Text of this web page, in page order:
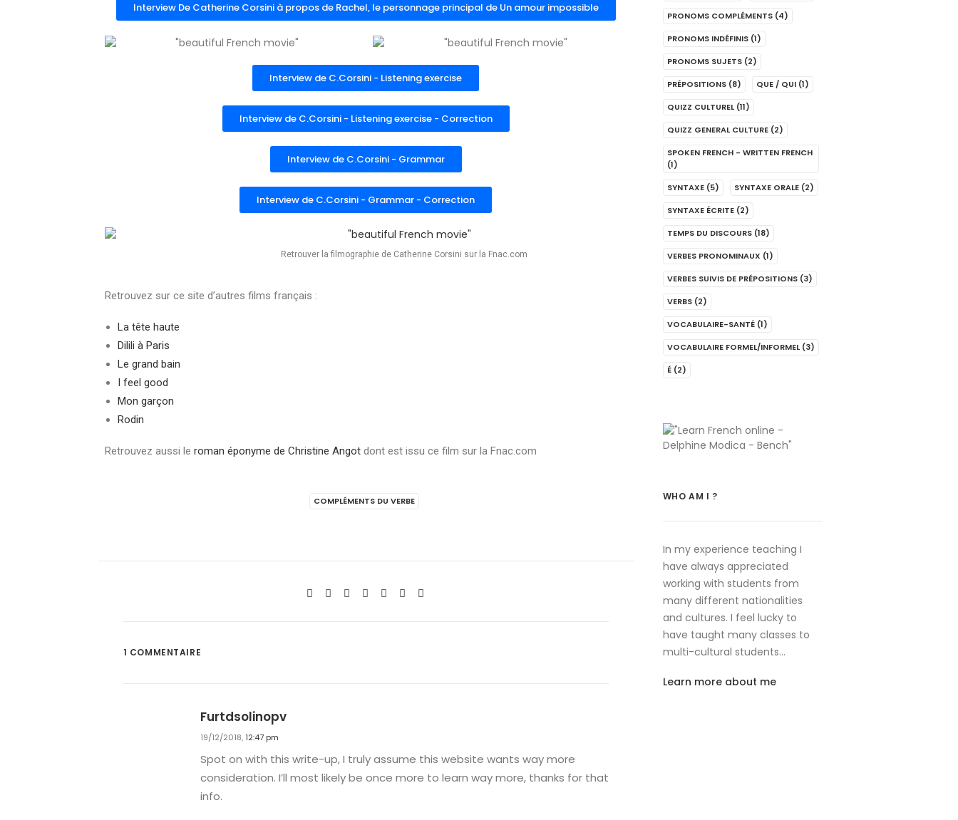
Interview De Catherine Corsini à propos de Rachel, le personnage principal de Un amour impossible
Interview de C.Corsini - Listening exercise
Interview de C.Corsini - Listening exercise - Correction
Interview de C.Corsini - Grammar
Interview de C.Corsini - Grammar - Correction
Retrouver la filmographie de Catherine Corsini sur la Fnac.com
Retrouvez sur ce site d’autres films français :
La tête haute
Dilili à Paris
Le grand bain
I feel good
Mon garçon
Rodin
Retrouvez aussi le roman éponyme de Christine Angotdont est issu ce film sur la Fnac.com
COMPLÉMENTS DU VERBE
1 COMMENTAIRE
Furtdsolinopv
19/12/2018,12:47 pm
Spot on with this write-up, I truly assume this website wants way more
consideration. I’ll most likely be once more to learn way more, thanks for that
info.
PRONOMS COMPLÉMENTS(4)
PRONOMS INDÉFINIS(1)
PRONOMS SUJETS(2)
PRÉPOSITIONS(8) QUE / QUI(1)
QUIZZ CULTUREL(11)
QUIZZ GENERAL CULTURE(2)
SPOKEN FRENCH - WRITTEN FRENCH
(1)
SYNTAXE(5) SYNTAXE ORALE(2)
SYNTAXE ÉCRITE(2)
TEMPS DU DISCOURS(18)
VERBES PRONOMINAUX (1)
VERBES SUIVIS DE PRÉPOSITIONS(3)
VERBS(2)
VOCABULAIRE-SANTÉ(1)
VOCABULAIRE FORMEL/INFORMEL(3)
É(2)
WHO AM I ?
In my experience teaching I
have always appreciated
working with students from
many different nationalities
and cultures. I feel lucky to
have taught many classes to
multi-cultural students…
Learn more about me